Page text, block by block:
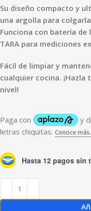
Su diseño compacto y
una argolla para
Funciona con batería de
TARA para mediciones
Fácil de limpiar y
cualquier cocina.
nivel!
Hasta 12 pagos sin